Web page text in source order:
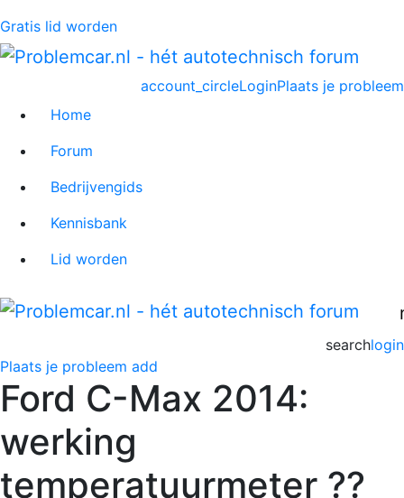
Gratis lid worden
Plaats je probleem
account_circleLogin
Home
Forum
Bedrijvengids
Kennisbank
Lid worden
login
search
Plaats je probleem add
Ford C-Max 2014:
werking
temperatuurmeter ??